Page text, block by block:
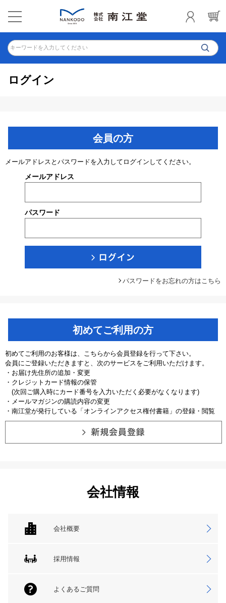
キーワードを入力してください
ログイン
会員の方
メールアドレスとパスワードを入力してログインしてください。
メールアドレス
パスワード
パスワードをお忘れの方はこちら
初めてご利用の方
初めてご利用のお客様は、こちらから会員登録を行って下さい。
会員にご登録いただきますと、次のサービスをご利用いただけます。
・お届け先住所の追加・変更
・クレジットカード情報の保管
(次回ご購入時にカード番号を入力いただく必要がなくなります)
・メールマガジンの購読内容の変更
・南江堂が発行している「オンラインアクセス権付書籍」の登録・閲覧
会社情報
会社概要
採用情報
よくあるご質問